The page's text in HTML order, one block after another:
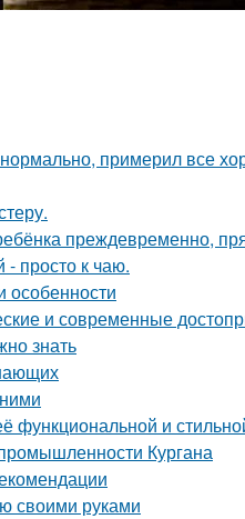
примерил все
преждевременно,
- просто к чаю.
особенности
и современные
знать
функциональной и
Кургана
своими руками